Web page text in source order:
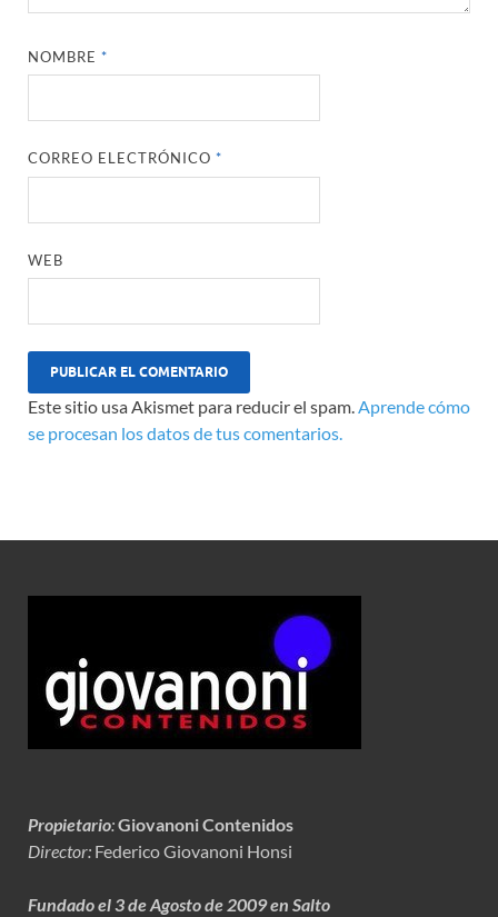
NOMBRE*
CORREO ELECTRÓNICO*
WEB
Este sitio usa Akismet para reducir el spam.Aprende cómo
se procesan los datos de tus comentarios.
Propietario:Giovanoni Contenidos
Director: Federico Giovanoni Honsi
Fundado el 3 de Agosto de 2009 en Salto